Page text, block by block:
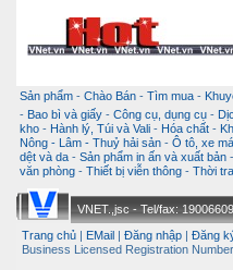
Sản phẩm - Chào Bán - Tìm mua -
- Bao bì và giấy - Công cụ, dụng cụ -
kho - Hành lý, Túi và Vali - Hóa chất -
Nông - Lâm - Thuỷ hải sản - Ô tô, xe
dệt và da - Sản phẩm in ấn và xuất bản -
văn phòng - Thiết bị viễn thông - Thời
VNET.,jsc - Tel/fax:
Trang chủ
EMail Đăng nhập Đăng
Business Licensed Registration